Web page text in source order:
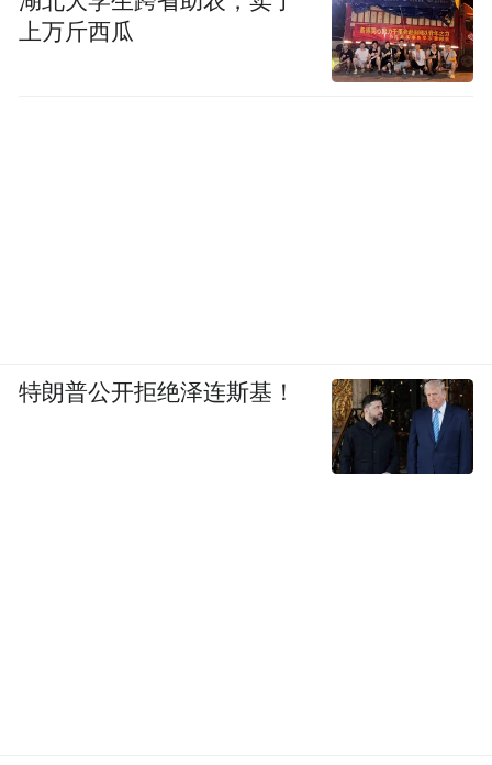
上万斤西瓜
特朗普公开拒绝泽连斯基！